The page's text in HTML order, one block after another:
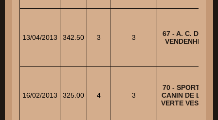
13/04/2013 342.50 3 3
67 - A. C. D. DE
VENDENHEIM
16/02/2013 325.00 4 3
70 - SPORTING
CANIN DE L'ILE
VERTE VESOUL